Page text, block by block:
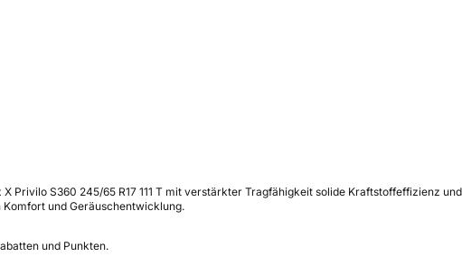
Privilo S360 245/65 R17 111 T mit verstärkter Tragfähigkeit solide Kraftstoffeffizienz
und Geräuschentwicklung.
und Punkten.